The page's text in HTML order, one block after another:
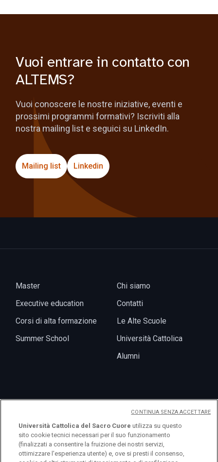
Vuoi entrare in contatto con
ALTEMS?
Vuoi conoscere le nostre iniziative, eventi e
prossimi programmi formativi? Iscriviti alla
nostra mailing list e seguici su LinkedIn.
Mailing list Linkedin
Master
Executive education
Corsi di alta formazione
Summer School
Chi siamo
Contatti
Le Alte Scuole
Università Cattolica
Alumni
Eventi
Università Cattolica del Sacro Cuore utilizza su questo
sito cookie tecnici necessari per il suo funzionamento
(finalizzati a consentire la fruizione dei nostri servizi,
ottimizzare l'esperienza utente) e, ove si presti il consenso,
CONTINUA SENZA ACCETTARE